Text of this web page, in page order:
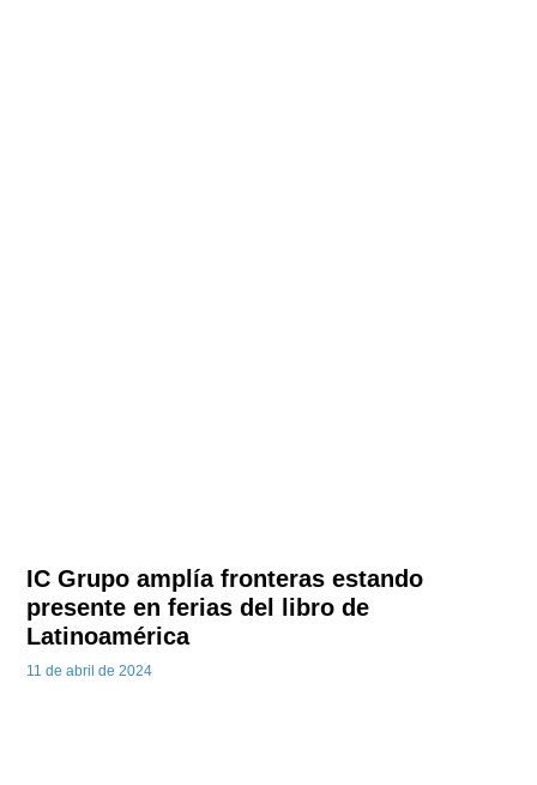
IC Grupo amplía fronteras estando
presente en ferias del libro de
Latinoamérica
11 de abril de 2024